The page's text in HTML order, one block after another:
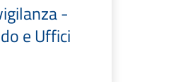
-
e Uffici